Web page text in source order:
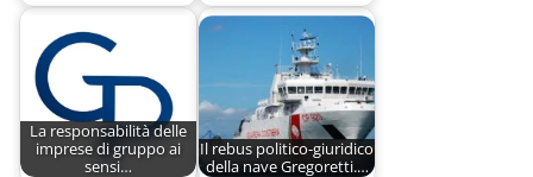
La responsabilità delle
imprese di gruppo ai
sensi…
Il rebus politico-giuridico
della nave Gregoretti.…